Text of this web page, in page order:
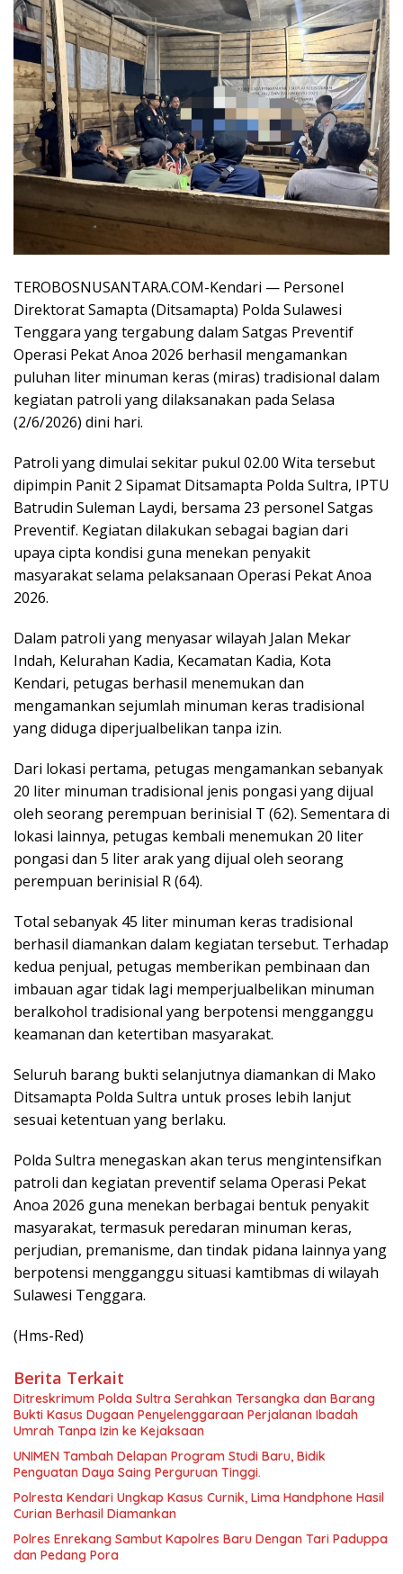
TEROBOSNUSANTARA.COM-Kendari — Personel
Direktorat Samapta (Ditsamapta) Polda Sulawesi
Tenggara yang tergabung dalam Satgas Preventif
Operasi Pekat Anoa 2026 berhasil mengamankan
puluhan liter minuman keras (miras) tradisional dalam
kegiatan patroli yang dilaksanakan pada Selasa
(2/6/2026) dini hari.
Patroli yang dimulai sekitar pukul 02.00 Wita tersebut
dipimpin Panit 2 Sipamat Ditsamapta Polda Sultra, IPTU
Batrudin Suleman Laydi, bersama 23 personel Satgas
Preventif. Kegiatan dilakukan sebagai bagian dari
upaya cipta kondisi guna menekan penyakit
masyarakat selama pelaksanaan Operasi Pekat Anoa
2026.
Dalam patroli yang menyasar wilayah Jalan Mekar
Indah, Kelurahan Kadia, Kecamatan Kadia, Kota
Kendari, petugas berhasil menemukan dan
mengamankan sejumlah minuman keras tradisional
yang diduga diperjualbelikan tanpa izin.
Dari lokasi pertama, petugas mengamankan sebanyak
20 liter minuman tradisional jenis pongasi yang dijual
oleh seorang perempuan berinisial T (62). Sementara di
lokasi lainnya, petugas kembali menemukan 20 liter
pongasi dan 5 liter arak yang dijual oleh seorang
perempuan berinisial R (64).
Total sebanyak 45 liter minuman keras tradisional
berhasil diamankan dalam kegiatan tersebut. Terhadap
kedua penjual, petugas memberikan pembinaan dan
imbauan agar tidak lagi memperjualbelikan minuman
beralkohol tradisional yang berpotensi mengganggu
keamanan dan ketertiban masyarakat.
Seluruh barang bukti selanjutnya diamankan di Mako
Ditsamapta Polda Sultra untuk proses lebih lanjut
sesuai ketentuan yang berlaku.
Polda Sultra menegaskan akan terus mengintensifkan
patroli dan kegiatan preventif selama Operasi Pekat
Anoa 2026 guna menekan berbagai bentuk penyakit
masyarakat, termasuk peredaran minuman keras,
perjudian, premanisme, dan tindak pidana lainnya yang
berpotensi mengganggu situasi kamtibmas di wilayah
Sulawesi Tenggara.
(Hms-Red)
Berita Terkait
Ditreskrimum Polda Sultra Serahkan Tersangka dan Barang
Bukti Kasus Dugaan Penyelenggaraan Perjalanan Ibadah
Umrah Tanpa Izin ke Kejaksaan
UNIMEN Tambah Delapan Program Studi Baru, Bidik
Penguatan Daya Saing Perguruan Tinggi.
Polresta Kendari Ungkap Kasus Curnik, Lima Handphone Hasil
Curian Berhasil Diamankan
Polres Enrekang Sambut Kapolres Baru Dengan Tari Paduppa
dan Pedang Pora